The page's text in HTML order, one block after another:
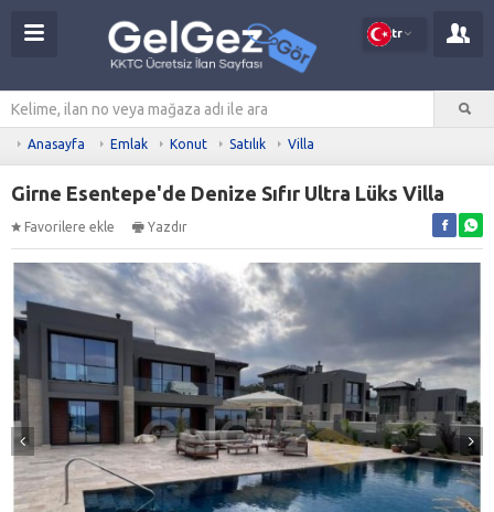
tr
Anasayfa Emlak Konut Satılık Villa
Girne Esentepe'de Denize Sıfır Ultra Lüks Villa
Favorilere ekle Yazdır